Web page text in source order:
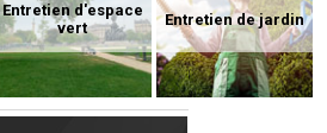
Entretien d'espace
vert
Entretien de jardin